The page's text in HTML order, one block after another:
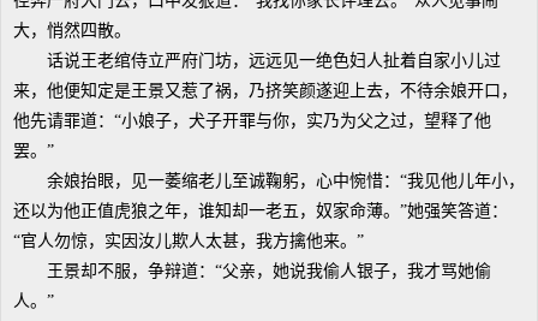
大，悄然四散。
话说王老绾侍立严府门坊，远远见一绝色妇人扯着自家小儿过
来，他便知定是王景又惹了祸，乃挤笑颜遂迎上去，不待余娘开口，
他先请罪道：“小娘子，犬子开罪与你，实乃为父之过，望释了他
罢。”
余娘抬眼，见一萎缩老儿至诚鞠躬，心中惋惜：“我见他儿年小，
还以为他正值虎狼之年，谁知却一老五，奴家命薄。”她强笑答道：
“官人勿惊，实因汝儿欺人太甚，我方擒他来。”
王景却不服，争辩道：“父亲，她说我偷人银子，我才骂她偷
人。”